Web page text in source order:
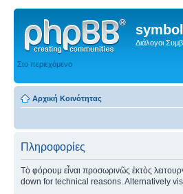
Διάλογοι
Στο περιεχόμενο
Αρχική Κοινότητας
Πληροφορίες
Τὸ φόρουμ εἶναι προσωρινῶς ἐκτὸς
down for technical reasons. Alternatively